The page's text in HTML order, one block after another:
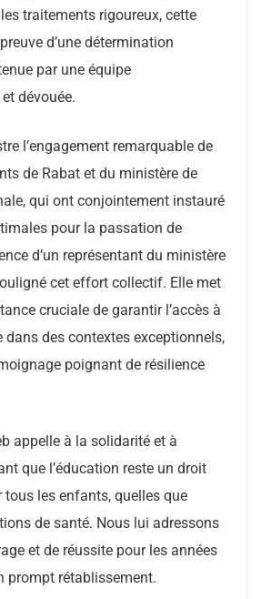
traitements rigoureux, cette
d’une détermination
par une équipe
dévouée.
l’engagement remarquable de
de Rabat et du ministère de
qui ont conjointement instauré
pour la passation de
d’un représentant du ministère
cet effort collectif. Elle met
cruciale de garantir l’accès à
dans des contextes exceptionnels,
poignant de résilience
appelle à la solidarité et à
que l’éducation reste un droit
les enfants, quelles que
de santé. Nous lui adressons
et de réussite pour les années
prompt rétablissement.